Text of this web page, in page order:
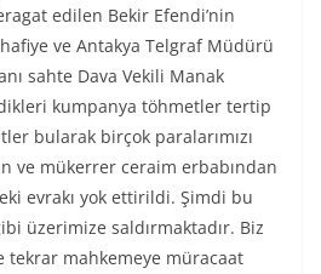
edilen Bekir Efendi’nin
ve Antakya Telgraf Müdürü
sahte Dava Vekili Manak
kumpanya töhmetler tertip
bularak birçok paralarımızı
ve mükerrer ceraim erbabından
evrakı yok ettirildi. Şimdi bu
üzerimize saldırmaktadır. Biz
tekrar mahkemeye müracaat